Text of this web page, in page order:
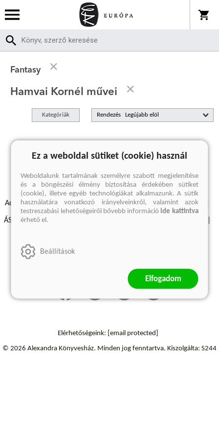
Fantasy
Hamvai Kornél művei
Kategóriák Rendezés
A keresett kifejezésre nincs találat
Adatvédelmi szabályzatok Elállási felmondási nyilatkozat
ÁSZF - Vásárlási feltételek
Szállítási információk
Elérhetőségeink: [email protected]
© 2026 Alexandra Könyvesház. Minden jog fenntartva. Kiszolgálta: S244
Ez a weboldal sütiket (cookie) használ
Weboldalunk tartalmának személyre szabott megjelenítése
és a böngészési élmény biztosítása érdekében sütiket
(cookie), illetve egyéb technológiákat alkalmazunk. A sütik
használatára vonatkozó irányelveinkről, valamint azok
testreszabási lehetőségeiről bővebb információide kattintva
érhető el.
Beállítások
Elfogadom